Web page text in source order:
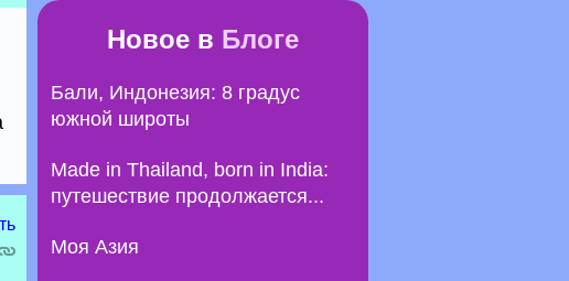
Новое в Блоге
Бали, Индонезия: 8 градус
южной широты
Made in Thailand, born in India:
путешествие продолжается...
Моя Азия